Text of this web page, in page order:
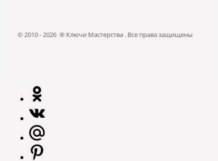
© 2010 - 2026 ® Ключи Мастерства . Все права защищены